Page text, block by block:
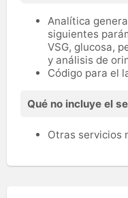
Analítica
siguientes
VSG, glucosa,
y análisis de
Código para el
Qué no incluye el
Otras servicios